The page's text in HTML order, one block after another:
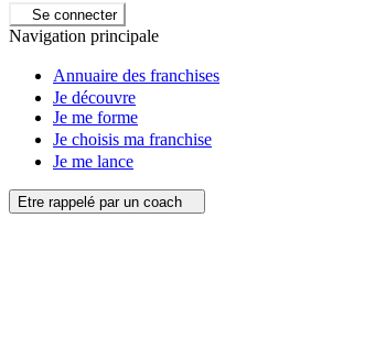
Se connecter
Navigation principale
Annuaire des franchises
Je découvre
Je me forme
Je choisis ma franchise
Je me lance
Etre rappelé par un coach